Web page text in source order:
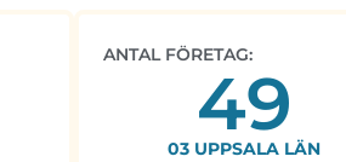
ANTAL FÖRETAG:
49
03 UPPSALA LÄN